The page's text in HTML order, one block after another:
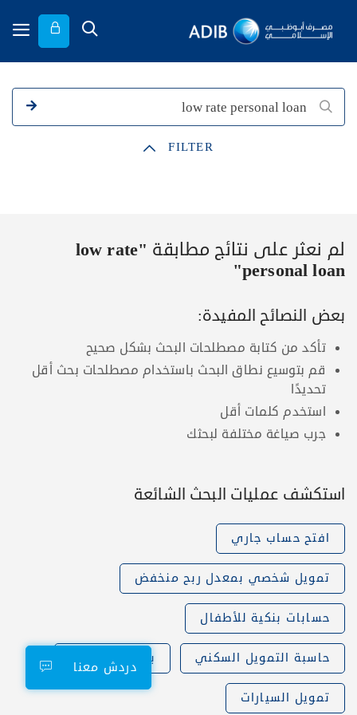
FILTER
لم نعثر على نتائج مطابقة "low rate
personal loan"
بعض النصائح المفيدة:
تأكد من كتابة مصطلحات البحث بشكل صحيح
قم بتوسيع نطاق البحث باستخدام مصطلحات بحث أقل
تحديدًا
استخدم كلمات أقل
جرب صياغة مختلفة لبحثك
استكشف عمليات البحث الشائعة
افتح حساب جاري
تمويل شخصي بمعدل ربح منخفض
حسابات بنكية للأطفال
حاسبة التمويل السكني بطاقات الاتحاد
تمويل السيارات
دردش معنا